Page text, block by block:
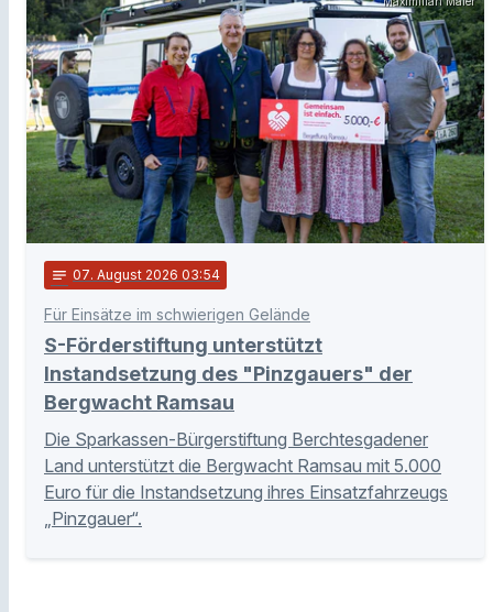
notes 07. August 2026 03:54
Für Einsätze im schwierigen Gelände
S-Förderstiftung unterstützt
Instandsetzung des "Pinzgauers" der
Bergwacht Ramsau
Die Sparkassen-Bürgerstiftung Berchtesgadener
Land unterstützt die Bergwacht Ramsau mit 5.000
Euro für die Instandsetzung ihres Einsatzfahrzeugs
„Pinzgauer“.